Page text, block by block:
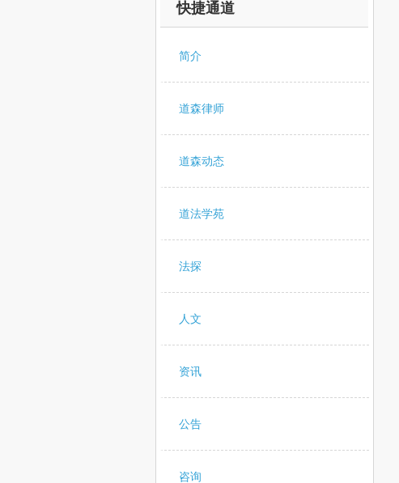
快捷通道
简介
道森律师
道森动态
道法学苑
法探
人文
资讯
公告
咨询